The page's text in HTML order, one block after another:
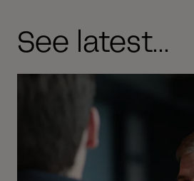
See latest...